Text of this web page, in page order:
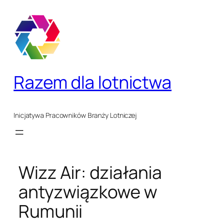
treści
Razem dla lotnictwa
Inicjatywa Pracowników Branży Lotniczej
Wizz Air: działania
antyzwiązkowe w
Rumunii